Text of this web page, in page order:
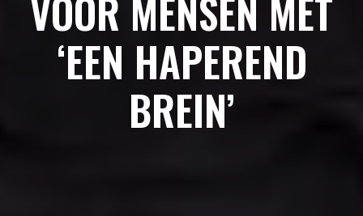
VOOR MENSEN MET
‘EEN HAPEREND
BREIN’